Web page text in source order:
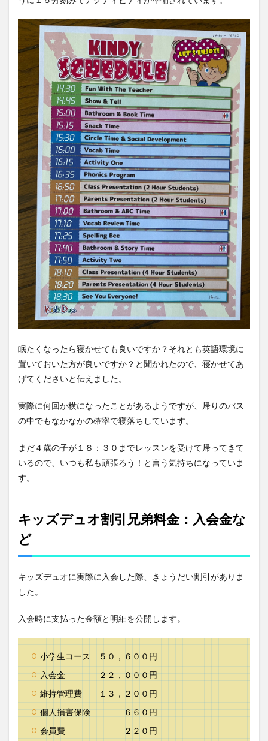
眠たくなったら寝かせても良いですか？それとも英語環境に
置いておいた方が良いですか？と聞かれたので、寝かせてあ
げてくださいと伝えました。
実際に何回か横になったことがあるようですが、帰りのバス
の中でもなかなかの確率で寝落ちしています。
まだ４歳の子が１８：３０までレッスンを受けて帰ってきて
いるので、いつも私も頑張ろう！と言う気持ちになっていま
す。
キッズデュオ割引兄弟料金：入会金な
ど
キッズデュオに実際に入会した際、きょうだい割引がありま
した。
入会時に支払った金額と明細を公開します。
小学生コース ５０，６００円
入会金 ２２，０００円
維持管理費 １３，２００円
個人損害保険 ６６０円
会員費 ２２０円